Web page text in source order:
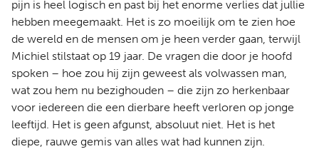
pijn is heel logisch en past bij het enorme verlies dat jullie
hebben meegemaakt. Het is zo moeilijk om te zien hoe
de wereld en de mensen om je heen verder gaan, terwijl
Michiel stilstaat op 19 jaar. De vragen die door je hoofd
spoken – hoe zou hij zijn geweest als volwassen man,
wat zou hem nu bezighouden – die zijn zo herkenbaar
voor iedereen die een dierbare heeft verloren op jonge
leeftijd. Het is geen afgunst, absoluut niet. Het is het
diepe, rauwe gemis van alles wat had kunnen zijn.